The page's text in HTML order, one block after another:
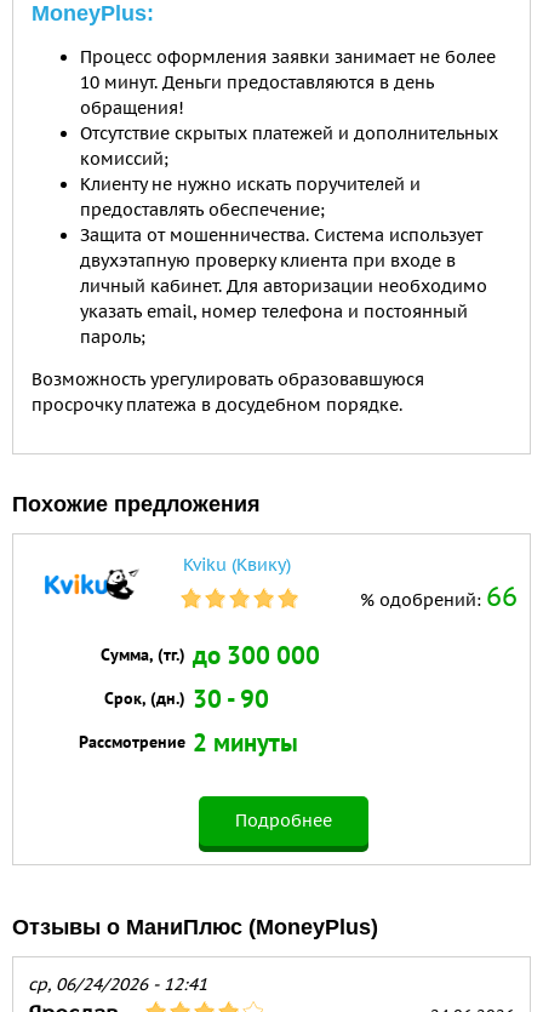
MoneyPlus:
Процесс оформления заявки занимает не более
10 минут. Деньги предоставляются в день
обращения!
Отсутствие скрытых платежей и дополнительных
комиссий;
Клиенту не нужно искать поручителей и
предоставлять обеспечение;
Защита от мошенничества. Система использует
двухэтапную проверку клиента при входе в
личный кабинет. Для авторизации необходимо
указать email, номер телефона и постоянный
пароль;
Возможность урегулировать образовавшуюся
просрочку платежа в досудебном порядке.
Похожие предложения
Kviku (Квику)
% одобрений: 66
Сумма, (тг.) до 300 000
Срок, (дн.) 30 - 90
Рассмотрение 2 минуты
Подробнее
Отзывы о МаниПлюс (MoneyPlus)
ср, 06/24/2026 - 12:41